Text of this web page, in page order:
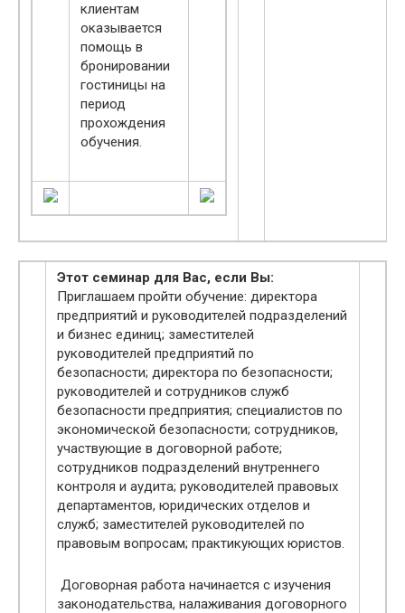
клиентам
оказывается
помощь в
бронировании
гостиницы на
период
прохождения
обучения.
Этот семинар для Вас, если Вы:
Приглашаем пройти обучение: директора
предприятий и руководителей подразделений
и бизнес единиц; заместителей
руководителей предприятий по
безопасности; директора по безопасности;
руководителей и сотрудников служб
безопасности предприятия; специалистов по
экономической безопасности; сотрудников,
участвующие в договорной работе;
сотрудников подразделений внутреннего
контроля и аудита; руководителей правовых
департаментов, юридических отделов и
служб; заместителей руководителей по
правовым вопросам; практикующих юристов.
Договорная работа начинается с изучения
законодательства, налаживания договорного